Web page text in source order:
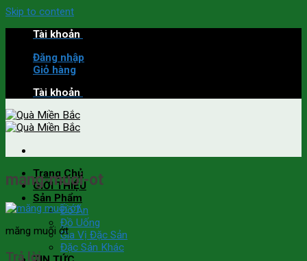
Skip to content
Tài khoản
Đăng nhập
Giỏ hàng
Tài khoản
Trang Chủ
GIỚI THIỆU
Sản Phẩm
Đồ Ăn
Đồ Uống
Gia Vị Đặc Sản
Đặc Sản Khác
mang-muoi-ot
măng muối ớt
Trả lời